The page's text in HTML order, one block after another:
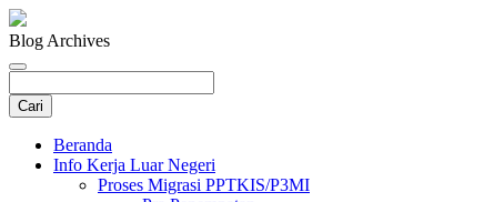
Blog Archives
Beranda
Info Kerja Luar Negeri
Proses Migrasi PPTKIS/P3MI